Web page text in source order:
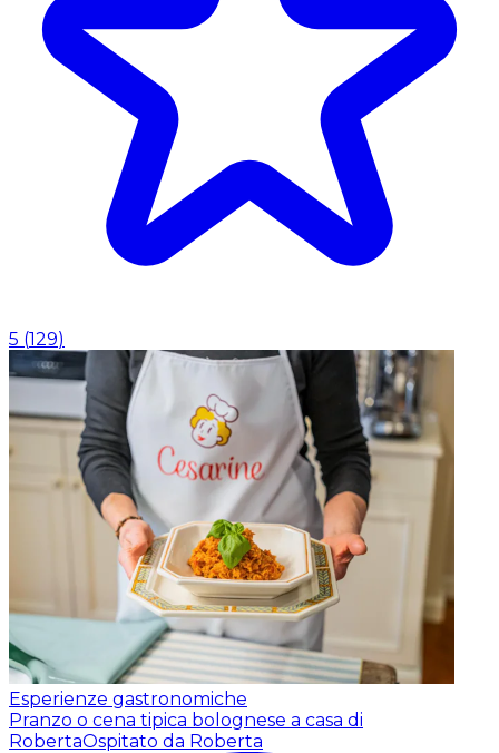
5 (129)
Esperienze gastronomiche
Pranzo o cena tipica bolognese a casa di
RobertaOspitato da Roberta